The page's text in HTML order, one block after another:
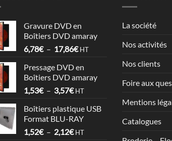
Gravure DVD en
Boîtiers DVD amaray
6,78€ – 17,86€Plage
prix :
6,78€
à
HT
Pressage DVD en
Boîtiers DVD amaray
1,53€ – 3,57€Plage
prix :
1,53€
à
HT
Boîtiers plastique USB
Format BLU-RAY
1,52€ – 2,12€Plage
HT
La société
Nos activités
Nos clients
Foire aux
Mentions
Catalogues